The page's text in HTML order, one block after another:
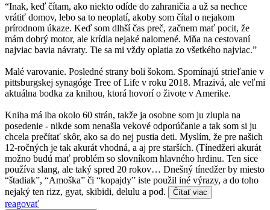
“Inak, keď čítam, ako niekto odíde do zahraničia a už sa nechce
vrátiť domov, lebo sa to neoplatí, akoby som čítal o nejakom
prírodnom úkaze. Keď som dlhší čas preč, začnem mať pocit, že
mám dobrý motor, ale krídla nejaké nalomené. Mňa na cestovaní
najviac bavia návraty. Tie sa mi vždy oplatia zo všetkého najviac.”
Malé varovanie. Posledné strany boli šokom. Spomínajú strieľanie v
pittsburgskej synagóge Tree of Life v roku 2018. Mrazivá, ale veľmi
aktuálna bodka za knihou, ktorá hovorí o živote v Amerike.
Kniha má iba okolo 60 strán, takže ja osobne som ju zlupla na
posedenie - nikde som nenašla vekové odporúčanie a tak som si ju
chcela prečítať skôr, ako sa do nej pustia deti. Myslím, že pre našich
12-ročných je tak akurát vhodná, a aj pre starších. (Tínedžeri akurát
možno budú mať problém so slovníkom hlavného hrdinu. Ten sice
používa slang, ale taký spred 20 rokov… Dnešný tínedžer by miesto
“štadiak”, “Amoška” či “kopajdy” iste použil iné výrazy, a do toho
nejaký ten rizz, gyat, skibidi, delulu a pod.
Čítať viac
reagovať